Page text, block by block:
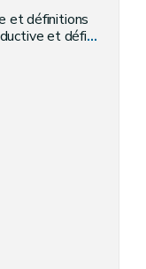
et définitions
et définitions